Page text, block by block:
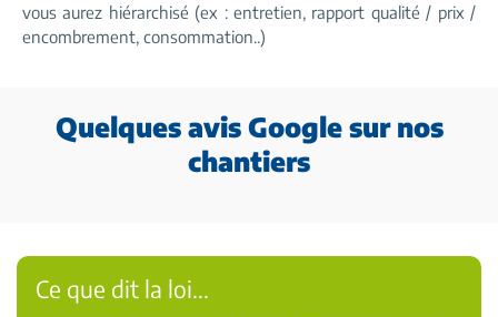
vous aurez hiérarchisé (ex : entretien, rapport qualité / prix /
encombrement, consommation..)
Quelques avis Google sur nos
chantiers
Ce que dit la loi...